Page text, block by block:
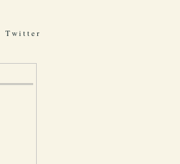
T w i t t e r